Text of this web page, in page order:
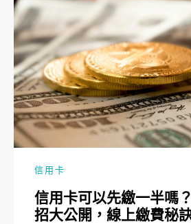
信用卡
信用卡可以先繳一半嗎
招大公開，線上繳費秘